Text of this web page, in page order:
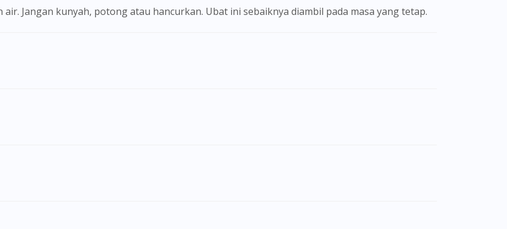
air. Jangan kunyah, potong atau hancurkan. Ubat ini sebaiknya diambil pada masa yang tetap.